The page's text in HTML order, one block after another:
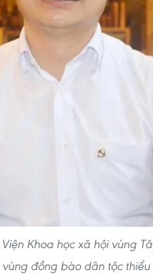
Khoa học xã hội vùng
đồng bào dân tộc